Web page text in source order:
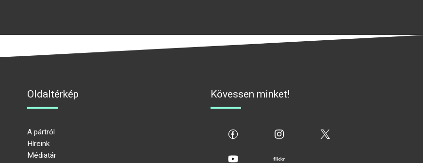
Oldaltérkép
A pártról
Híreink
Médiatár
Kövessen minket!
flickr